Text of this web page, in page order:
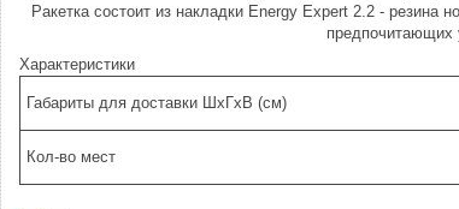
Ракетка состоит из накладки Energy Expert 2.2 - резина
предпочитающих
Характеристики
Габариты для доставки ШхГхВ (см)
Кол-во мест